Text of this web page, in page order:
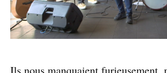
Ils nous manquaient furieusement,